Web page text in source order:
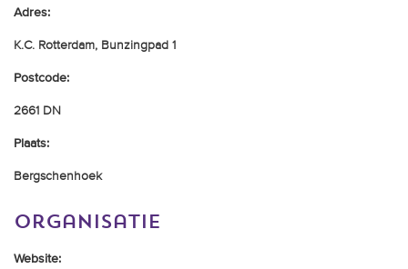
Opleidingen en
Zoek een vereniging
Adres:
K.C. Rotterdam, Bunzingpad 1
Postcode:
2661 DN
Plaats:
Bergschenhoek
organisatie
Website: